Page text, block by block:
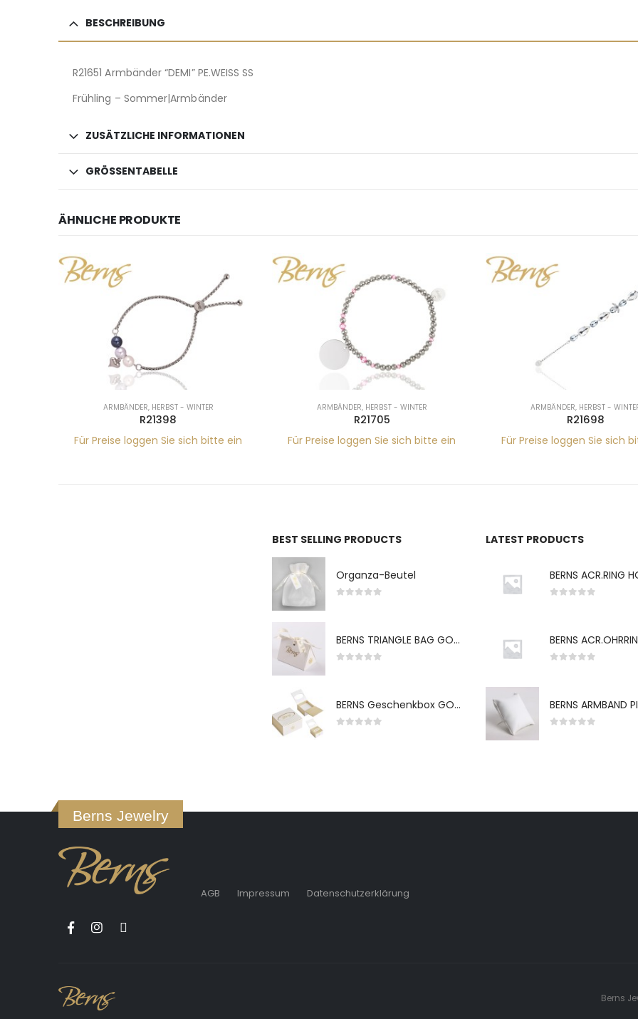
BESCHREIBUNG
R21651 Armbänder “DEMI” PE.WEISS SS
Frühling – Sommer|Armbänder
ZUSÄTZLICHE INFORMATIONEN
GRÖSSENTABELLE
ÄHNLICHE PRODUKTE
ARMBÄNDER, HERBST - WINTER
R21398
Für Preise loggen Sie sich bitte ein
ARMBÄNDER, HERBST - WINTER
R21705
Für Preise loggen Sie sich bitte ein
ARMBÄNDER, HERBST -
R21698
Für Preise loggen Sie sich
BEST SELLING PRODUCTS
Organza-Beutel
BERNS TRIANGLE BAG GO-WH "S" 7*5CM
BERNS Geschenkbox GO-WH 65*65*38MM FOR SMALL SETS
LATEST PRODUCTS
Berns Jewelry
AGB Impressum Datenschutzerklärung
Berns